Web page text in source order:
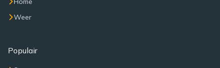
Weer
Populair